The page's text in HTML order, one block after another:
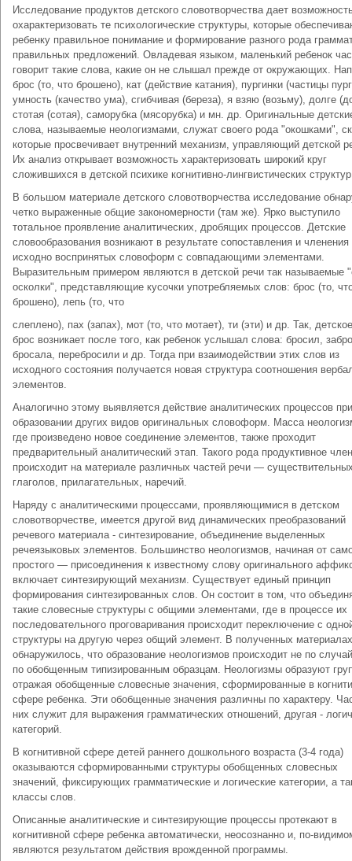
Исследование продуктов детского словотворчества дает
охарактеризовать те психологические структуры, которые
ребенку правильное понимание и формирование разного рода
правильных предложений. Овладевая языком, маленький ребенок
говорит такие слова, какие он не слышал прежде от окружающих.
брос (то, что брошено), кат (действие катания), пургинки (частицы
умность (качество ума), сгибчивая (береза), я взяю (возьму), долге
стотая (сотая), саморубка (мясорубка) и мн. др. Оригинальные
слова, называемые неологизмами, служат своего рода "окошками",
которые просвечивает внутренний механизм, управляющий детской
Их анализ открывает возможность характеризовать широкий круг
сложившихся в детской психике когнитивно-лингвистических
В большом материале детского словотворчества исследование
четко выраженные общие закономерности (там же). Ярко выступило
тотальное проявление аналитических, дробящих процессов. Детские
словообразования возникают в результате сопоставления и членения
исходно воспринятых словоформ с совпадающими элементами.
Выразительным примером являются в детской речи так называемые
осколки", представляющие кусочки употребляемых слов: брос (то,
брошено), лепь (то, что
слеплено), пах (запах), мот (то, что мотает), ти (эти) и др. Так,
брос возникает после того, как ребенок услышал слова: бросил,
бросала, перебросили и др. Тогда при взаимодействии этих слов из
исходного состояния получается новая структура соотношения
элементов.
Аналогично этому выявляется действие аналитических процессов при
образовании других видов оригинальных словоформ. Масса
где произведено новое соединение элементов, также проходит
предварительный аналитический этап. Такого рода продуктивное
происходит на материале различных частей речи —
глаголов, прилагательных, наречий.
Наряду с аналитическими процессами, проявляющимися в детском
словотворчестве, имеется другой вид динамических преобразований
речевого материала - синтезирование, объединение выделенных
речеязыковых элементов. Большинство неологизмов, начиная от
простого — присоединения к известному слову оригинального
включает синтезирующий механизм. Существует единый принцип
формирования синтезированных слов. Он состоит в том, что
такие словесные структуры с общими элементами, где в процессе их
последовательного проговаривания происходит переключение с
структуры на другую через общий элемент. В полученных материалах
обнаружилось, что образование неологизмов происходит не по
по обобщенным типизированным образцам. Неологизмы образуют
отражая обобщенные словесные значения, сформированные в
сфере ребенка. Эти обобщенные значения различны по характеру.
них служит для выражения грамматических отношений, другая -
категорий.
В когнитивной сфере детей раннего дошкольного возраста (3-4 года)
оказываются сформированными структуры обобщенных словесных
значений, фиксирующих грамматические и логические категории, а
классы слов.
Описанные аналитические и синтезирующие процессы протекают в
когнитивной сфере ребенка автоматически, неосознанно и, по-
являются результатом действия врожденной программы.